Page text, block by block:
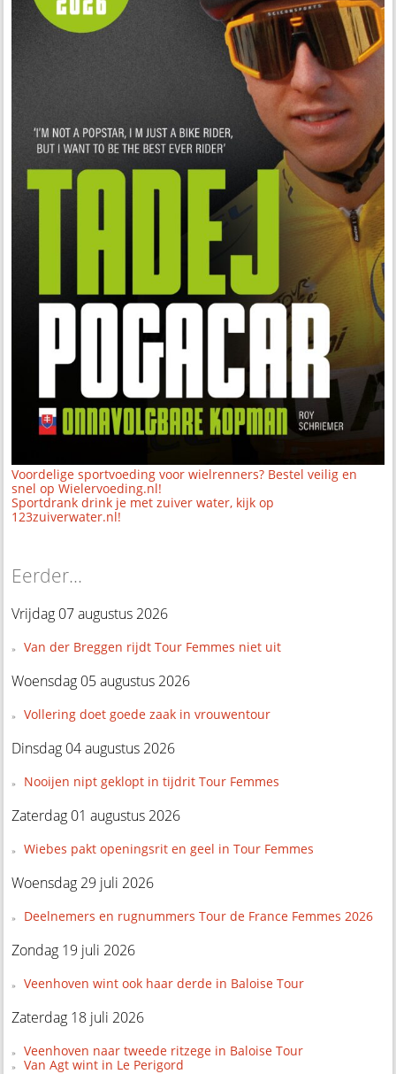
Voordelige sportvoeding voor wielrenners? Bestel veilig en
snel op Wielervoeding.nl!
Sportdrank drink je met zuiver water, kijk op
123zuiverwater.nl!
Eerder...
Vrijdag 07 augustus 2026
Van der Breggen rijdt Tour Femmes niet uit
Woensdag 05 augustus 2026
Vollering doet goede zaak in vrouwentour
Dinsdag 04 augustus 2026
Nooijen nipt geklopt in tijdrit Tour Femmes
Zaterdag 01 augustus 2026
Wiebes pakt openingsrit en geel in Tour Femmes
Woensdag 29 juli 2026
Deelnemers en rugnummers Tour de France Femmes 2026
Zondag 19 juli 2026
Veenhoven wint ook haar derde in Baloise Tour
Zaterdag 18 juli 2026
Veenhoven naar tweede ritzege in Baloise Tour
Van Agt wint in Le Perigord